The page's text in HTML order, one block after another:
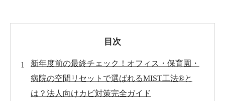
目次
新年度前の最終チェック！オフィス・保育園・
病院の空間リセットで選ばれるMIST工法®と
は？法人向けカビ対策完全ガイド